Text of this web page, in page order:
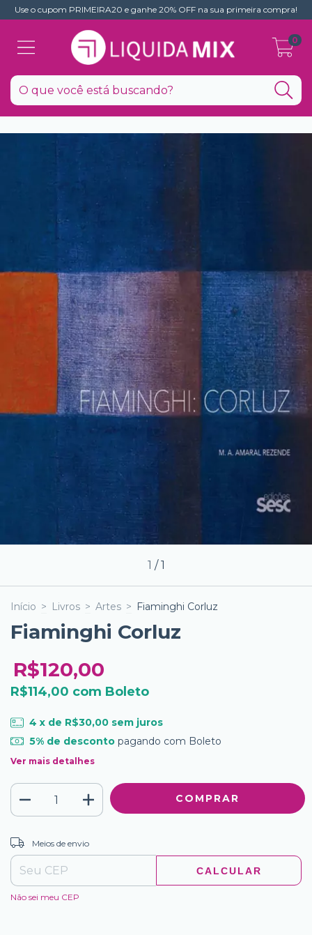
Use o cupom PRIMEIRA20 e ganhe 20% OFF na sua primeira compra!
0
1 /1
Início > Livros > Artes > Fiaminghi Corluz
Fiaminghi Corluz
R$120,00
R$114,00 com Boleto
4 x de R$30,00 sem juros
5% de descontopagando com Boleto
Ver mais detalhes
Entregas para o CEP:
Meios de envio
CALCULAR
Não sei meu CEP